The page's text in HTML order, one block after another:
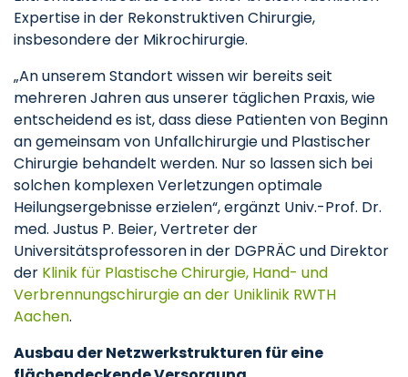
Expertise in der Rekonstruktiven Chirurgie,
insbesondere der Mikrochirurgie.
„An unserem Standort wissen wir bereits seit
mehreren Jahren aus unserer täglichen Praxis, wie
entscheidend es ist, dass diese Patienten von Beginn
an gemeinsam von Unfallchirurgie und Plastischer
Chirurgie behandelt werden. Nur so lassen sich bei
solchen komplexen Verletzungen optimale
Heilungsergebnisse erzielen“, ergänzt Univ.-Prof. Dr.
med. Justus P. Beier, Vertreter der
Universitätsprofessoren in der DGPRÄC und Direktor
der Klinik für Plastische Chirurgie, Hand- und
Verbrennungschirurgie an der Uniklinik RWTH
Aachen.
Ausbau der Netzwerkstrukturen für eine